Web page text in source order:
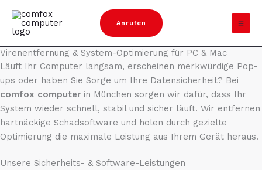
Inhalt
springen
Anrufen
Virenentfernung & System-Optimierung für PC & Mac​
Läuft Ihr Computer langsam, erscheinen merkwürdige Pop-
ups oder haben Sie Sorge um Ihre Datensicherheit? Bei
comfox computer in München sorgen wir dafür, dass Ihr
System wieder schnell, stabil und sicher läuft. Wir entfernen
hartnäckige Schadsoftware und holen durch gezielte
Optimierung die maximale Leistung aus Ihrem Gerät heraus.
Unsere Sicherheits- & Software-Leistungen